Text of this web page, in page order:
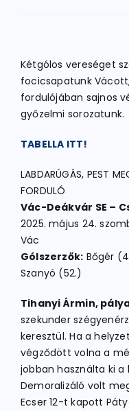
KERÉKPÁR
PÁLYÁK
ELÉRHETŐSÉGEK
TAGDÍJ BEFIZETÉS
Kétgólos vereséget
focicsapatunk
fordulójában sajnos
győzelmi sorozatunk.
TABELLA ITT!
LABDARÚGÁS, PEST
FORDULÓ
Vác-Deákvár SE –
2025. május 24.
Vác
Gólszerzők: Bőgér
Szanyó (52.)
Tihanyi Ármin,
szekunder
keresztül. Ha a
végződött volna a
jobban használta ki
Demoralizáló volt
Ecser 12-t kapott